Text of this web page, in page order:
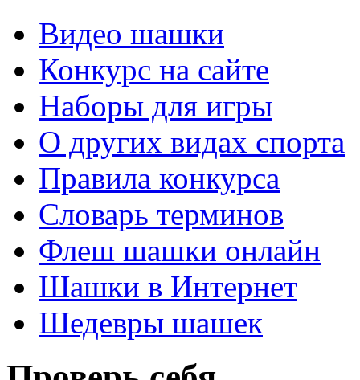
Видео шашки
Конкурс на сайте
Наборы для игры
О других видах спорта
Правила конкурса
Словарь терминов
Флеш шашки онлайн
Шашки в Интернет
Шедевры шашек